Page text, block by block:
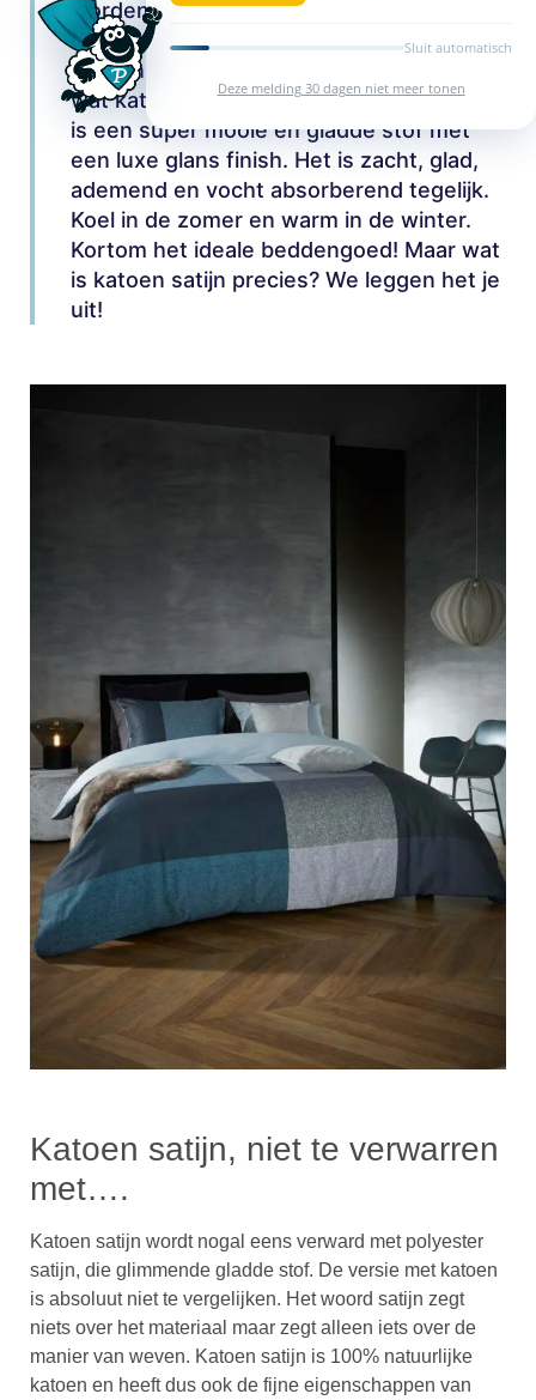
Sluit automatisch
Deze melding 30 dagen niet meer tonen
worden. In onze collectie zijn de
materialen: Katoen Perkal, Katoen Satijn,
Katoen Renforce of katoen. Benieuwd
wat katoen satijn precies is? Katoen satijn
is een super mooie en gladde stof met
een luxe glans finish. Het is zacht, glad,
ademend en vocht absorberend tegelijk.
Koel in de zomer en warm in de winter.
Kortom het ideale beddengoed! Maar wat
is katoen satijn precies? We leggen het je
uit!
Katoen satijn, niet te verwarren
met….
Katoen satijn wordt nogal eens verward met polyester
satijn, die glimmende gladde stof. De versie met katoen
is absoluut niet te vergelijken. Het woord satijn zegt
niets over het materiaal maar zegt alleen iets over de
manier van weven. Katoen satijn is 100% natuurlijke
katoen en heeft dus ook de fijne eigenschappen van